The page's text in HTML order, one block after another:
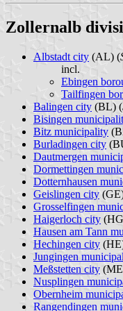
Zollernalb
Albstadt city (AL) (
incl.
Ebingen
Tailfingen
Balingen city (BL) (
Bisingen
Bitz municipality
Burladingen city
Dautmergen
Dormettingen
Dotternhausen
Geislingen city
Grosselfingen
Haigerloch city
Hausen am Tann
Hechingen city
Jungingen
Meßstetten city
Nusplingen
Obernheim
Rangendingen